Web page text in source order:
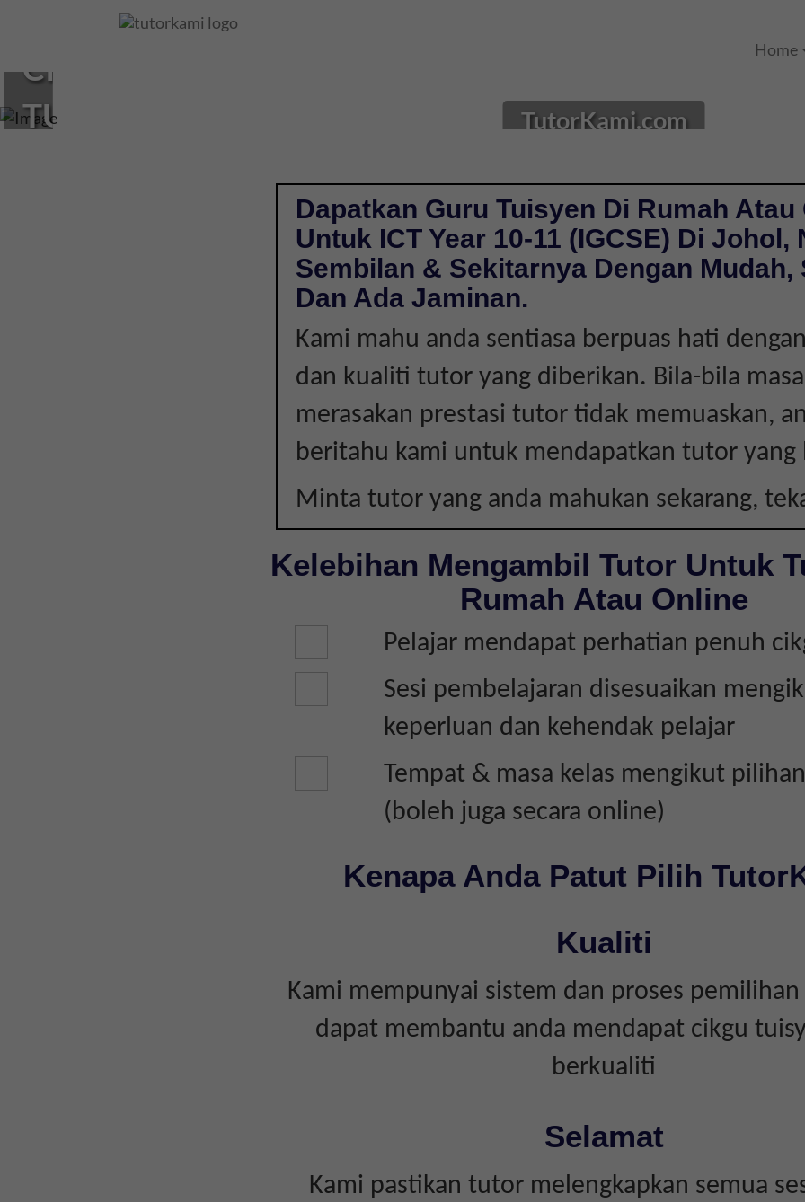
Home
CIKGU
TUISYEN
TutorKami.com
Dapatkan Guru Tuisyen Di Rumah Atau
Untuk ICT Year 10-11 (IGCSE) Di Johol,
Sembilan & Sekitarnya Dengan Mudah,
Dan Ada Jaminan.
Kami mahu anda sentiasa berpuas hati
dan kualiti tutor yang diberikan. Bila-bila
merasakan prestasi tutor tidak memuaskan,
beritahu kami untuk mendapatkan tutor yang
Minta tutor yang anda mahukan sekarang,
Kelebihan Mengambil Tutor Untuk
Rumah Atau Online
Pelajar mendapat perhatian penuh
Sesi pembelajaran disesuaikan
keperluan dan kehendak pelajar
Tempat & masa kelas mengikut
(boleh juga secara online)
Kenapa Anda Patut Pilih
Kualiti
Kami mempunyai sistem dan proses
dapat membantu anda mendapat cikgu
berkualiti
Selamat
Kami pastikan tutor melengkapkan semua